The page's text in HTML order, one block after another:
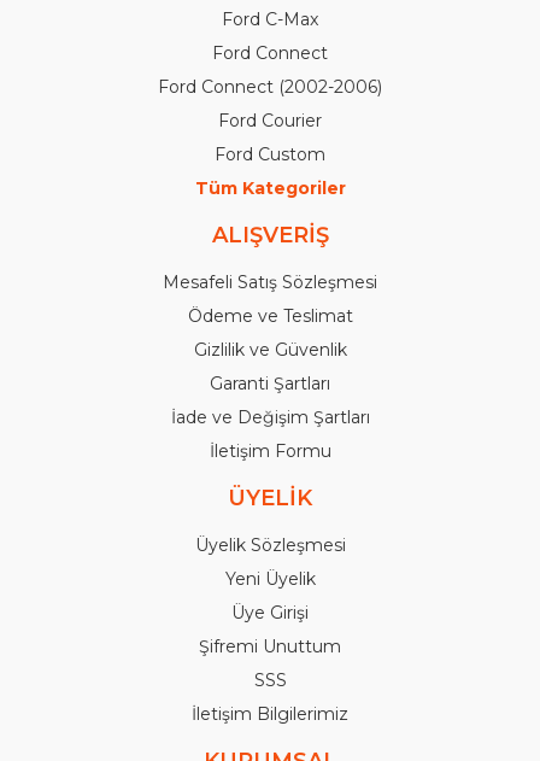
Ford C-Max
Ford Connect
Ford Connect (2002-2006)
Ford Courier
Ford Custom
Tüm Kategoriler
ALIŞVERİŞ
Mesafeli Satış Sözleşmesi
Ödeme ve Teslimat
Gizlilik ve Güvenlik
Garanti Şartları
İade ve Değişim Şartları
İletişim Formu
ÜYELİK
Üyelik Sözleşmesi
Yeni Üyelik
Üye Girişi
Şifremi Unuttum
SSS
İletişim Bilgilerimiz